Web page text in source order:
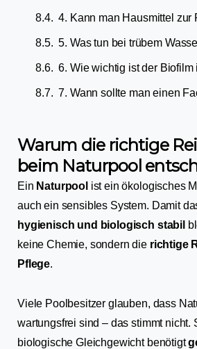
5. Was tun bei trübem
6. Wie wichtig ist der Biofilm
Warum die richtige
beim Naturpool
Ein Naturpool ist ein ökologisches
auch ein sensibles System. Damit
hygienisch und biologisch stabil
keine Chemie, sondern die richtige
Pflege.
Viele Poolbesitzer glauben, dass
wartungsfrei sind – das stimmt nicht.
biologische Gleichgewicht benötigt